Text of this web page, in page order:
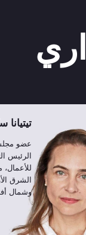
تيتيانا
عضو
الرئيس
الشرق
وشمال